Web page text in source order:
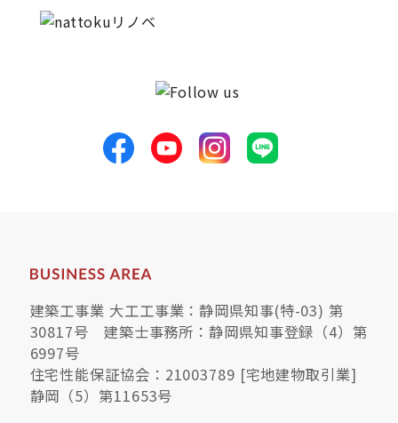
建築工事業 大工工事業：静岡県知事(特-03) 第
30817号 建築士事務所：静岡県知事登録（4）第
6997号
住宅性能保証協会：21003789 [宅地建物取引業]
静岡（5）第11653号